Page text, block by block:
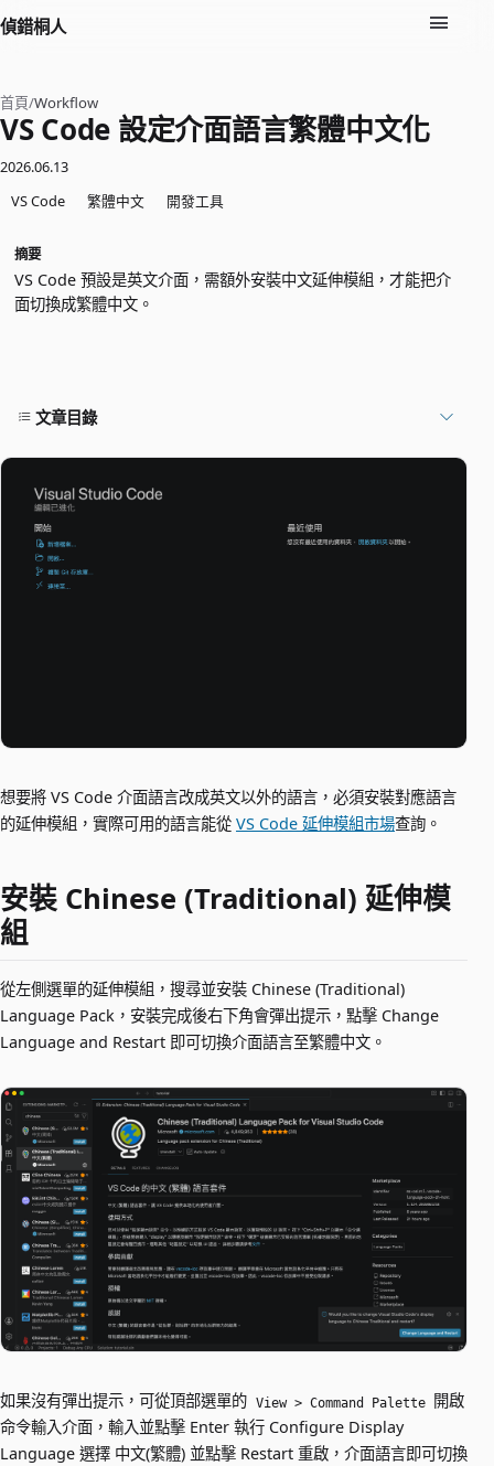
偵錯桐人
首頁/Workflow
VS Code 設定介面語言繁體中文化
2026.06.13
VS Code
繁體中文 開發工具
摘要
VS Code 預設是英文介面，需額外安裝中文延伸模組，才能把介
面切換成繁體中文。
文章目錄
想要將 VS Code 介面語言改成英文以外的語言，必須安裝對應語言
的延伸模組，實際可用的語言能從 VS Code 延伸模組市場查詢。
安裝 Chinese (Traditional) 延伸模
組
從左側選單的延伸模組，搜尋並安裝 Chinese (Traditional)
Language Pack，安裝完成後右下角會彈出提示，點擊 Change
Language and Restart 即可切換介面語言至繁體中文。
如果沒有彈出提示，可從頂部選單的 View > Command Palette
開啟
命令輸入介面，輸入並點擊 Enter 執行 Configure Display
Language 選擇 中文(繁體) 並點擊 Restart 重啟，介面語言即可切換